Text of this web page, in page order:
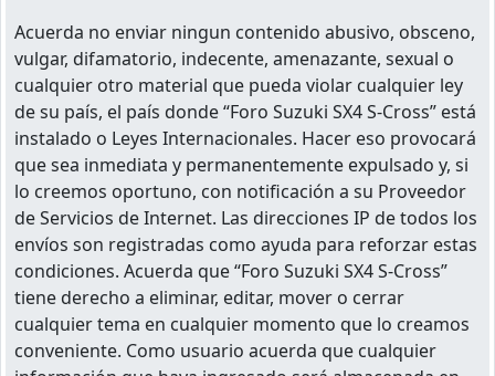
Acuerda no enviar ningun contenido abusivo, obsceno,
vulgar, difamatorio, indecente, amenazante, sexual o
cualquier otro material que pueda violar cualquier ley
de su país, el país donde “Foro Suzuki SX4 S-Cross” está
instalado o Leyes Internacionales. Hacer eso provocará
que sea inmediata y permanentemente expulsado y, si
lo creemos oportuno, con notificación a su Proveedor
de Servicios de Internet. Las direcciones IP de todos los
envíos son registradas como ayuda para reforzar estas
condiciones. Acuerda que “Foro Suzuki SX4 S-Cross”
tiene derecho a eliminar, editar, mover o cerrar
cualquier tema en cualquier momento que lo creamos
conveniente. Como usuario acuerda que cualquier